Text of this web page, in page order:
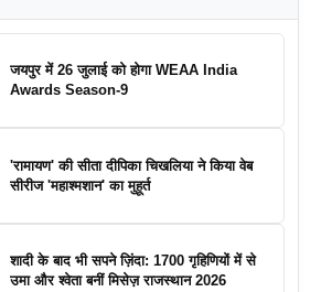
जयपुर में 26 जुलाई को होगा WEAA India
Awards Season-9
'रामायण' की सीता दीपिका चिखलिया ने किया वेब
सीरीज 'महाश्मशान' का मुहूर्त
शादी के बाद भी सपने ज़िंदा: 1700 गृहिणियों में से
उमा और श्वेता बनीं मिसेज़ राजस्थान 2026